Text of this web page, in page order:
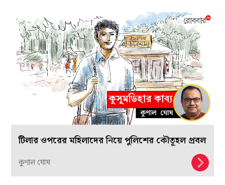
টিলার ওপরের মহিলাদের নিয়ে পুলিশের কৌতূহল প্রবল
কুণাল ঘোষ